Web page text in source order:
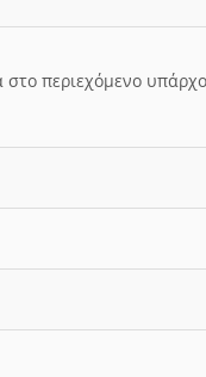
περιεχόμενο